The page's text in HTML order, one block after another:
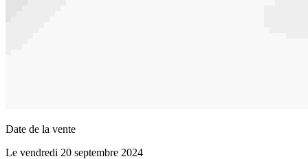
Date de la vente
Le vendredi 20 septembre 2024